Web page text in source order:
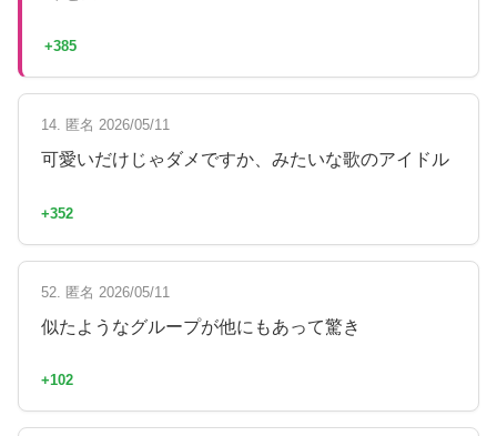
+385
14. 匿名 2026/05/11
可愛いだけじゃダメですか、みたいな歌のアイドル
+352
52. 匿名 2026/05/11
似たようなグループが他にもあって驚き
+102